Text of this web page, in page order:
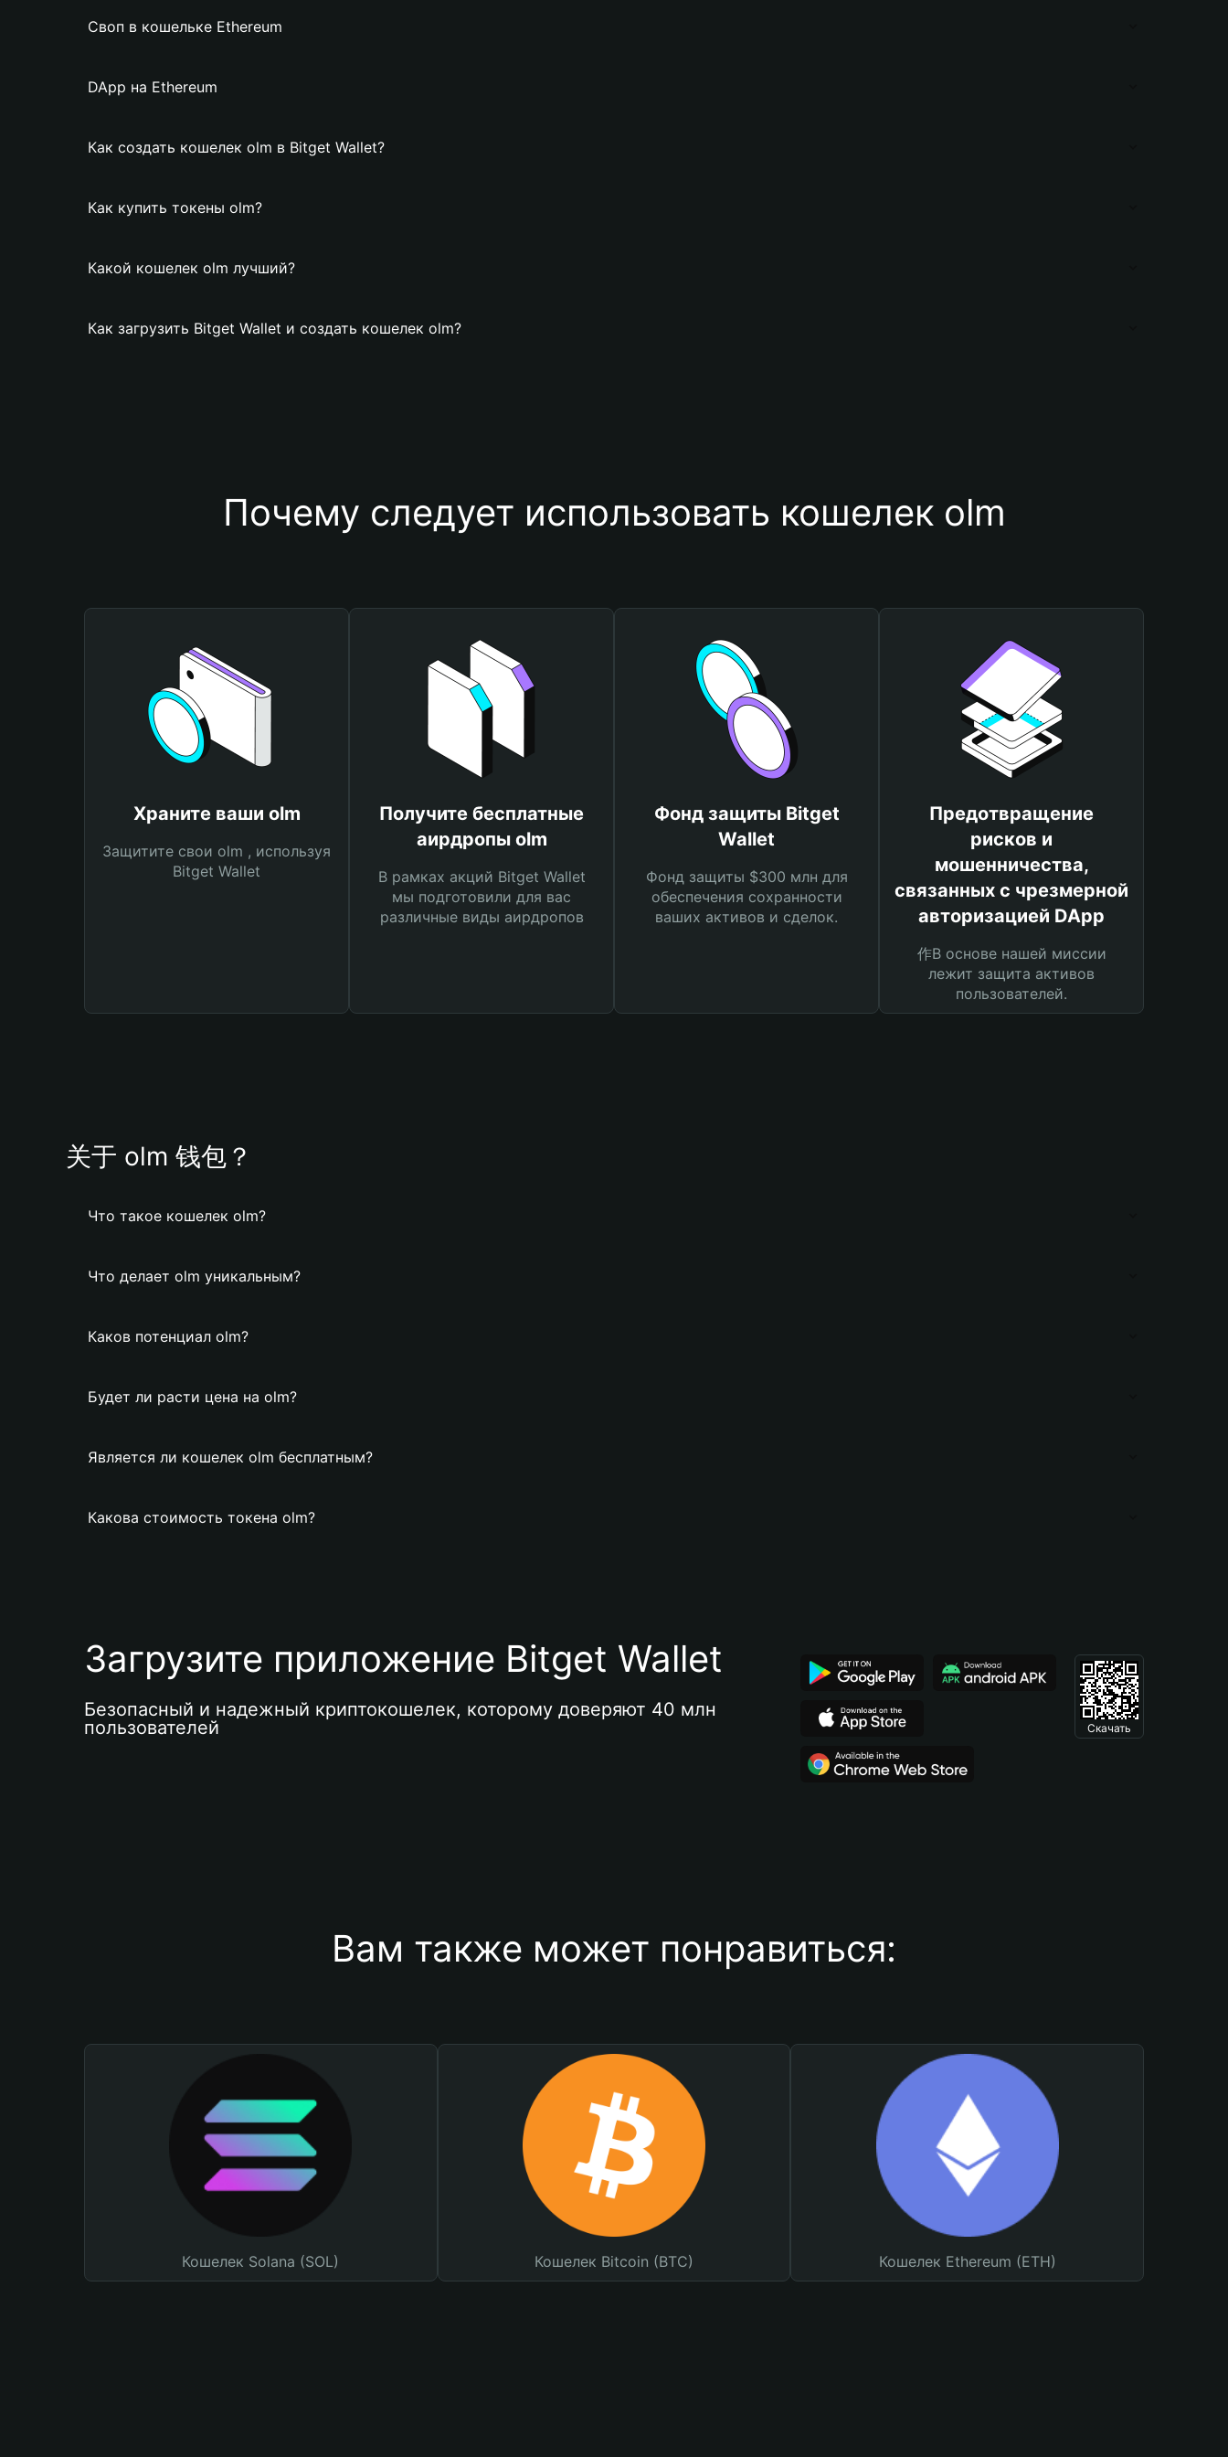
Своп в кошельке Ethereum
DApp на Ethereum
Как создать кошелек olm в Bitget Wallet?
Как купить токены olm?
Какой кошелек olm лучший?
Как загрузить Bitget Wallet и создать кошелек olm?
Почему следует использовать кошелек olm
Храните ваши olm
Защитите свои olm , используя
Bitget Wallet
Получите бесплатные
аирдропы olm
В рамках акций Bitget Wallet
мы подготовили для вас
различные виды аирдропов
Фонд защиты Bitget
Wallet
Фонд защиты $300 млн для
обеспечения сохранности
ваших активов и сделок.
Предотвращение
рисков и
мошенничества,
связанных с чрезмерной
авторизацией DApp
作В основе нашей миссии
лежит защита активов
пользователей.
关于 olm 钱包？
Что такое кошелек olm?
Что делает olm уникальным?
Каков потенциал olm?
Будет ли расти цена на olm?
Является ли кошелек olm бесплатным?
Какова стоимость токена olm?
Загрузите приложение Bitget Wallet
Безопасный и надежный криптокошелек, которому доверяют 40 млн
пользователей
Скачать
Вам также может понравиться:
Кошелек Solana (SOL) Кошелек Bitcoin (BTC) Кошелек Ethereum (ETH)